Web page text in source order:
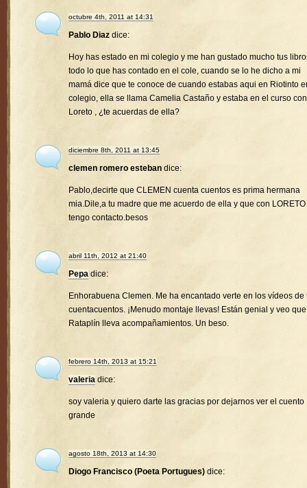
octubre 4th, 2011 at 14:31
Pablo Diaz dice:
Hoy has estado en mi colegio y me han gustado mucho tus
todo lo que has contado en el cole, cuando se lo he dicho a mi
mamá dice que te conoce de cuando estabas aqui en Riotinto
colegio, ella se llama Camelia Castaño y estaba en el curso con
Loreto , ¿te acuerdas de ella?
diciembre 8th, 2011 at 13:45
clemen romero esteban dice:
Pablo,decirte que CLEMEN cuenta cuentos es prima hermana
mia.Dile,a tu madre que me acuerdo de ella y que con LORETO
tengo contacto.besos
abril 11th, 2012 at 21:40
Pepa dice:
Enhorabuena Clemen. Me ha encantado verte en los vídeos de
cuentacuentos. ¡Menudo montaje llevas! Están genial y veo que
Rataplín lleva acompañamientos. Un beso.
febrero 14th, 2013 at 15:21
valeria dice:
soy valeria y quiero darte las gracias por dejarnos ver el cuento
grande
agosto 18th, 2013 at 14:30
Diogo Francisco (Poeta Portugues) dice: